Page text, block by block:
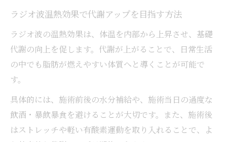
ラジオ波温熱効果で代謝アップを目指す方法
ラジオ波の温熱効果は、体温を内部から上昇させ、基礎
代謝の向上を促します。代謝が上がることで、日常生活
の中でも脂肪が燃えやすい体質へと導くことが可能で
す。
具体的には、施術前後の水分補給や、施術当日の過度な
飲酒・暴飲暴食を避けることが大切です。また、施術後
はストレッチや軽い有酸素運動を取り入れることで、よ